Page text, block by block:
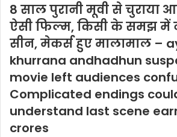
8 साल पुरानी मूवी से चुराया
ऐसी फिल्म, किसी के समझ में
सीन, मेकर्स हुए मालामाल –
khurrana andhadhun
movie left audiences
Complicated endings
understand last scene
crores